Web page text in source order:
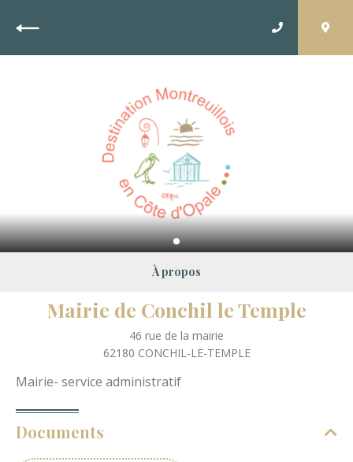
Retour
À propos
Mairie de Conchil le Temple
46 rue de la mairie
62180 CONCHIL-LE-TEMPLE
Mairie- service administratif
Documents